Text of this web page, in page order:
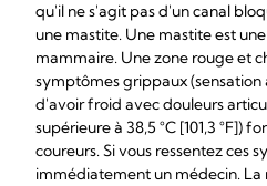
qu'il ne s'agit pas d'un canal
une mastite. Une mastite est
mammaire. Une zone rouge et
symptômes grippaux
d'avoir froid avec douleurs
supérieure à 38,5 °C [101,3 °F])
coureurs. Si vous ressentez ces
immédiatement un médecin.